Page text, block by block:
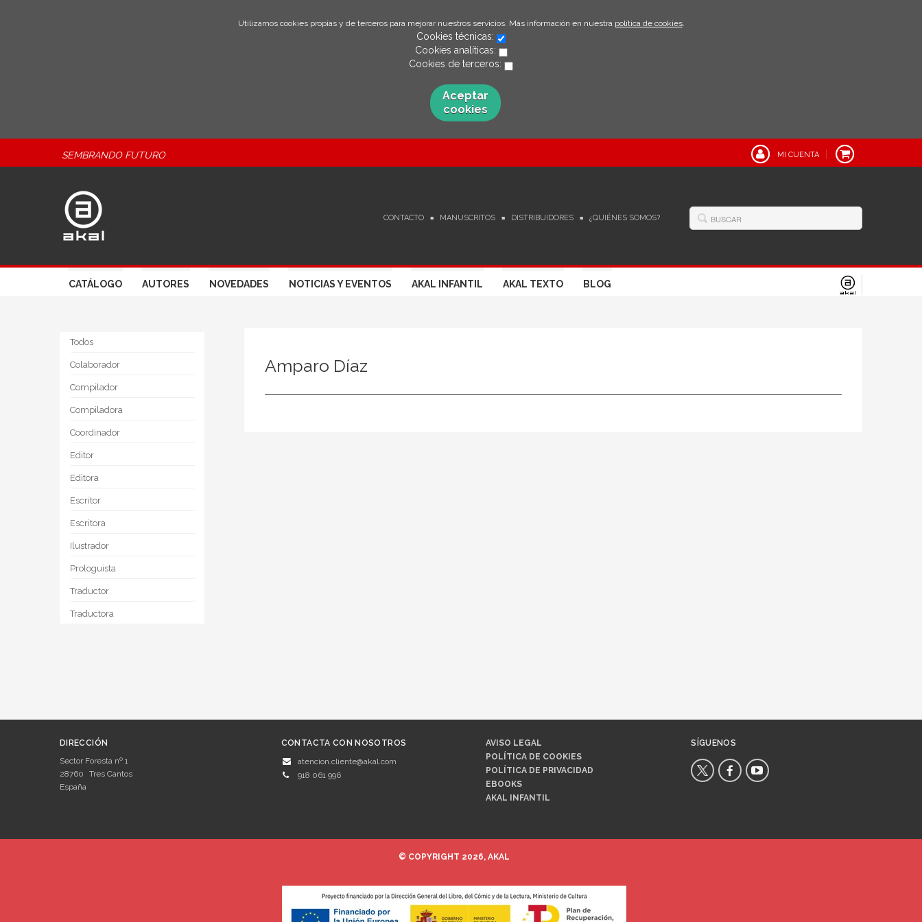
Utilizamos cookies propias y de terceros para mejorar nuestros servicios. Más información en nuestra política de cookies.
Cookies técnicas:
Cookies analíticas:
Cookies de terceros:
Aceptar
cookies
SEMBRANDO FUTURO MI CUENTA
CONTACTO MANUSCRITOS DISTRIBUIDORES ¿QUIÉNES SOMOS?
CATÁLOGO AUTORES NOVEDADES NOTICIAS Y EVENTOS AKAL INFANTIL AKAL TEXTO BLOG
Todos
Colaborador
Compilador
Compiladora
Coordinador
Editor
Editora
Escritor
Escritora
Ilustrador
Prologuista
Traductor
Traductora
Amparo Díaz
DIRECCIÓN
Sector Foresta nº 1
28760
Tres Cantos
España
CONTACTA CON NOSOTROS
atencion.cliente@akal.com
918 061 996
AVISO LEGAL
POLÍTICA DE COOKIES
POLÍTICA DE PRIVACIDAD
EBOOKS
AKAL INFANTIL
SÍGUENOS
© COPYRIGHT 2026, AKAL